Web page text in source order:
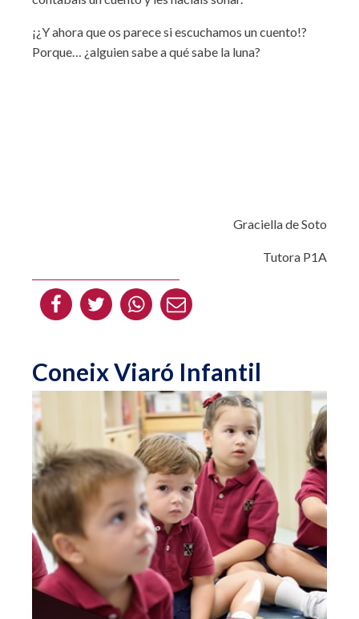
¡¿Y ahora que os parece si escuchamos un cuento!?
Porque… ¿alguien sabe a qué sabe la luna?
Graciella de Soto
Tutora P1A
Coneix Viaró Infantil